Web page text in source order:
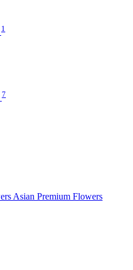
1
7
Asian Premium Flowers